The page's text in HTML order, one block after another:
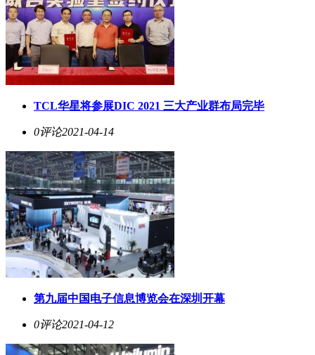
TCL华星将参展DIC 2021 三大产业群布局完毕
0评论2021-04-14
第九届中国电子信息博览会在深圳开幕
0评论2021-04-12